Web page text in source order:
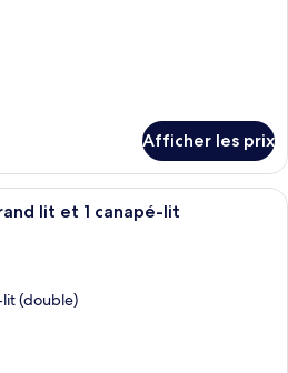
Afficher les prix
Literie de qualité, minibar, coffre-
lit et 1 canapé-lit
lit (double)